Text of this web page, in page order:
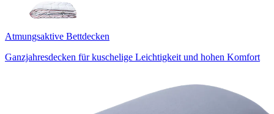
Atmungsaktive Bettdecken
Ganzjahresdecken für kuschelige Leichtigkeit und hohen Komfort